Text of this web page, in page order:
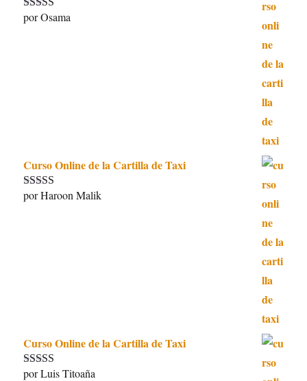
Valorado con
por Osama
Curso Online de la Cartilla de Taxi
Valorado con
por Haroon Malik
Curso Online de la Cartilla de Taxi
Valorado con
por Luis Titoaña